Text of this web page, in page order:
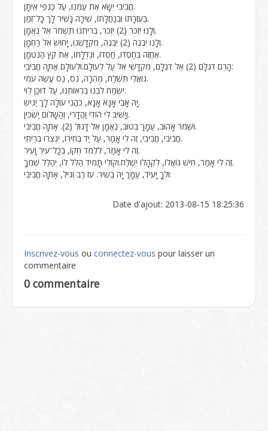
חֲבִיבִי יִשָּׂא אֶת עַמֵּנוּ, עַל כַּנְפֵי אֵיתָן.
בְּעֶזְרָתוֹ וּבְנַחֲלָתוֹ, שִׁירָה נָשִׁיר לָךְ כָּל־זְמַן.
וְלָנוּ יִזְכֹּר (2) יִזְכֹּר, בְּרִיתֵנוּ תִּשְׁמֹר אֵל נֶאֱמָן.
וְלָנוּ יִבְנֶה (2) יִבְנֶה, מִקְדָּשֵׁנוּ, יָחוּשׁ אֵל רַחְמָן.
אֶחֱזֶה בְחַסְדּוֹ, חַסְדּוֹ, וּגְדֻלָּתוֹ, אֶת קֵץ הַנִּטְמָן.
הָרֵם דִּגְלָם (2) אֵל דִּגְלָם, מִקְדָּשִׁי אֵל עַל לְעוֹלָם.וּלְעוֹלָם אַתָּה חֲבִיבִי:
גּוֹאֲלִי תִשְׁלַח, מְהֵרָה, נֵס, נֵס עֲשֵׂה עִמִּי.
יִשְׂמַח לִבֵּנוּ בִרְאוֹתֵנוּ, עַל דּוּכַן לֵוִי.
יָהּ אָבִי אָנָּא אָנָּא, כֹּהֲנִי עוֹלָה לָךְ יַגִּישׁ.
וְיָשִׁיב לִי הוֹדִי וַהֲדָרִי, וְהַשָּׁלוֹם יַשְׁכִּין.
וּשְׁמֹר אָהוּב, עַמָּךְ בְּטוּב, נֶאֱמָן אֵל דָּגוּל (2). אַתָּה חֲבִיבִי.
חֲבִיבִי, חֲבִיבִי, זֶה לִי אָמַר, עַל יַד בְּחִירוֹ, יִנְצְרוּ בְרִיתִי.
זֶה לִי אָמַר, לִלְמֹד חֻקּוֹ, בְּכָל־עִיר וָעִיר.
זֶה לִי אָמַר, חִישׁ גּוֹאֲלוֹ, לִקְהָלוֹ יִשְׁלַח.וְקוֹלִי תָמִיד הַלֵּל לוֹ, יְהַלֵּל שִׁמְךָ.
וּלְךָ יָעִיד, עַמָּךְ יָהּ בְּשִׁיר. עֹז רַב וְגִיל, אַתָּה חֲבִיבִי:
Date d'ajout: 2013-08-15 18:25:36
Inscrivez-vous ou connectez-vous pour laisser un
commentaire
0 commentaire